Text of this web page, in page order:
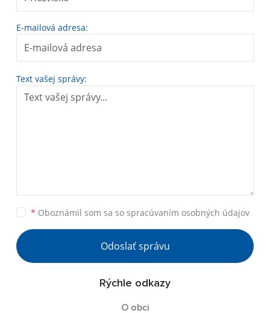
E-mailová adresa:
Text vašej správy:
* Oboznámil som sa so spracúvaním osobných údajov
Odoslať správu
Rýchle odkazy
O obci